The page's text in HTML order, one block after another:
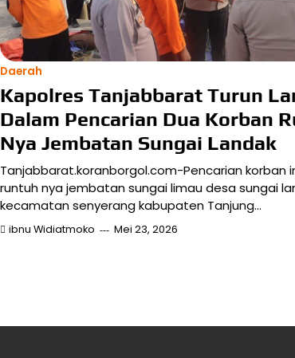
Daerah
Kapolres Tanjabbarat Turun
Dalam Pencarian Dua Korban
Nya Jembatan Sungai Landak
Tanjabbarat.koranborgol.com-Pencarian korban
runtuh nya jembatan sungai limau desa sungai
kecamatan senyerang kabupaten Tanjung…
ibnu Widiatmoko Mei 23, 2026